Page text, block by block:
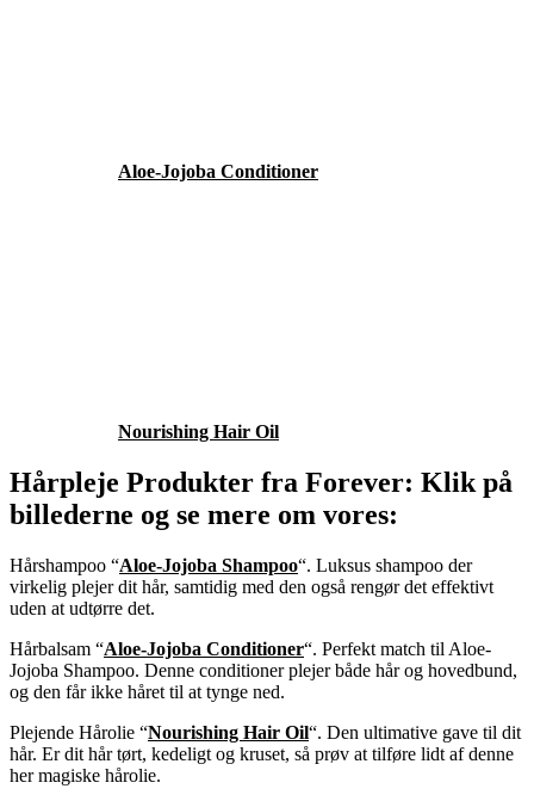
Aloe-Jojoba Conditioner
Nourishing Hair Oil
Hårpleje Produkter fra Forever: Klik på
billederne og se mere om vores:
Hårshampoo “Aloe-Jojoba Shampoo“. Luksus shampoo der
virkelig plejer dit hår, samtidig med den også rengør det effektivt
uden at udtørre det.
Hårbalsam “Aloe-Jojoba Conditioner“. Perfekt match til Aloe-
Jojoba Shampoo. Denne conditioner plejer både hår og hovedbund,
og den får ikke håret til at tynge ned.
Plejende Hårolie “Nourishing Hair Oil“. Den ultimative gave til dit
hår. Er dit hår tørt, kedeligt og kruset, så prøv at tilføre lidt af denne
her magiske hårolie.